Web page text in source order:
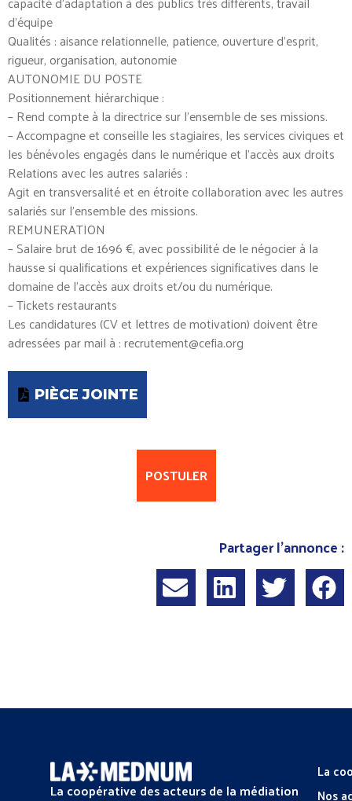
d’équipe
Qualités : aisance relationnelle, patience, ouverture d’esprit,
rigueur, organisation, autonomie
AUTONOMIE DU POSTE
Positionnement hiérarchique :
– Rend compte à la directrice sur l’ensemble de ses missions.
– Accompagne et conseille les stagiaires, les services civiques et
les bénévoles engagés dans le numérique et l’accès aux droits
Relations avec les autres salariés :
Agit en transversalité et en étroite collaboration avec les autres
salariés sur l’ensemble des missions.
REMUNERATION
– Salaire brut de 1696 €, avec possibilité de le négocier à la
hausse si qualifications et expériences significatives dans le
domaine de l’accès aux droits et/ou du numérique.
– Tickets restaurants
Les candidatures (CV et lettres de motivation) doivent être
adressées par mail à : recrutement@cefia.org
PIÈCE JOINTE
POSTULER
Partager l'annonce :
La coopérative des acteurs de la médiation
La
Nos